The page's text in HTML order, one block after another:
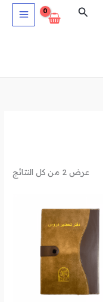
البحث
عرض ⁦2⁩ من كل النتائج
تم